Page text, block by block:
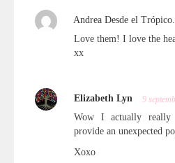
Andrea Desde el
Love them! I love the
xx
Elizabeth Lyn 9
Wow I actually really
provide an unexpected
Xoxo